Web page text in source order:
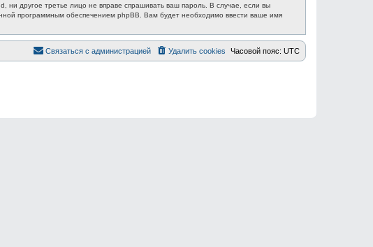
ни другое третье лицо не вправе спрашивать ваш пароль. В случае, если вы
программным обеспечением phpBB. Вам будет необходимо ввести ваше имя
Часовой пояс: UTC
Удалить cookies
Связаться с администрацией